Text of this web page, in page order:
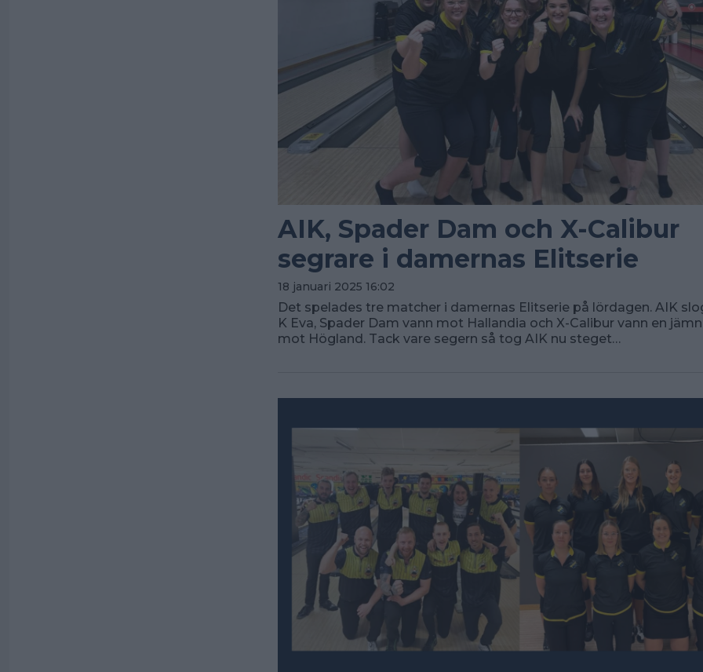
AIK, Spader Dam och X-Calibur
segrare i damernas Elitserie
18 januari 2025 16:02
Det spelades tre matcher i damernas Elitserie på lördagen. AIK
K Eva, Spader Dam vann mot Hallandia och X-Calibur vann en
mot Högland. Tack vare segern så tog AIK nu steget…